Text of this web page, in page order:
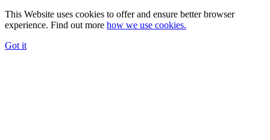
This Website uses cookies to offer and ensure better browser
experience. Find out more how we use cookies.
Got it